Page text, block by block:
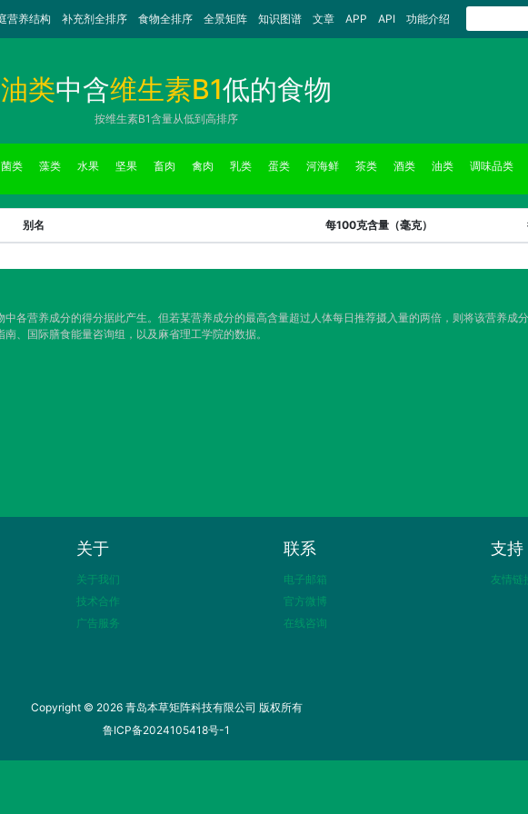
营养结构 补充剂全排序 食物全排序 全景矩阵 知识图谱 文章 APP API 功能介绍
油类中含维生素B1低的食物
按维生素B1含量从低到高排序
菌类 藻类 水果 坚果 畜肉 禽肉 乳类 蛋类 河海鲜 茶类 酒类 油类 调味品类
别名 每100克含量（毫克）
各营养成分的得分据此产生。但若某营养成分的最高含量超过人体每日推荐摄入量的两倍，则将该营养成
、国际膳食能量咨询组，以及麻省理工学院的数据。
关于
关于我们
技术合作
广告服务
联系
电子邮箱
官方微博
在线咨询
支持
友情链
Copyright © 2026 青岛本草矩阵科技有限公司 版权所有
鲁ICP备2024105418号-1